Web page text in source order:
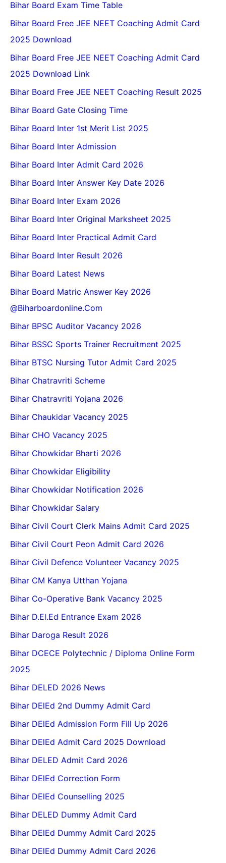
Bihar Board Exam Time Table
Bihar Board Free JEE NEET Coaching Admit Card
2025 Download
Bihar Board Free JEE NEET Coaching Admit Card
2025 Download Link
Bihar Board Free JEE NEET Coaching Result 2025
Bihar Board Gate Closing Time
Bihar Board Inter 1st Merit List 2025
Bihar Board Inter Admission
Bihar Board Inter Admit Card 2026
Bihar Board Inter Answer Key Date 2026
Bihar Board Inter Exam 2026
Bihar Board Inter Original Marksheet 2025
Bihar Board Inter Practical Admit Card
Bihar Board Inter Result 2026
Bihar Board Latest News
Bihar Board Matric Answer Key 2026
@biharboardonline.com
Bihar BPSC Auditor Vacancy 2026
Bihar BSSC Sports Trainer Recruitment 2025
Bihar BTSC Nursing Tutor Admit Card 2025
Bihar Chatravriti Scheme
Bihar Chatravriti Yojana 2026
Bihar Chaukidar Vacancy 2025
Bihar CHO Vacancy 2025
Bihar Chowkidar Bharti 2026
Bihar Chowkidar Eligibility
Bihar Chowkidar Notification 2026
Bihar Chowkidar Salary
Bihar Civil Court Clerk Mains Admit Card 2025
Bihar Civil Court Peon Admit Card 2026
Bihar Civil Defence Volunteer Vacancy 2025
Bihar CM Kanya Utthan Yojana
Bihar Co-Operative Bank Vacancy 2025
Bihar D.El.Ed Entrance Exam 2026
Bihar Daroga Result 2026
Bihar DCECE Polytechnic / Diploma Online Form
2025
Bihar DELED 2026 News
Bihar DElEd 2nd Dummy Admit Card
Bihar DElEd Admission Form Fill Up 2026
Bihar DElEd Admit Card 2025 Download
Bihar DELED Admit Card 2026
Bihar DElEd Correction Form
Bihar DElEd Counselling 2025
Bihar DELED Dummy Admit Card
Bihar DElEd Dummy Admit Card 2025
Bihar DElEd Dummy Admit Card 2026